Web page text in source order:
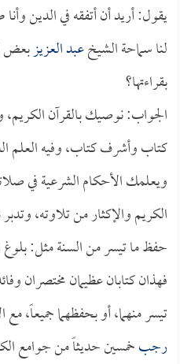
يقول: أريد أن أتفقه في الدين
لنا سماحة الشيخعبد العزيزبعض
بقراءتها؟
الجواب: نوصيك بالقرآن الكريم،
كتاب وأشرف كتاب، وفيه العلم
ويعلمك الأحكام الشرعية في
الكريم والإكثار من تلاوته،
حفظ ما تيسر من السنة مثل:
فهذان كتابان عظيمان مختصران
تيسر منهما، أو بحفظهما جميعاً، مع
رجبخمسين حديثاً من جوامع